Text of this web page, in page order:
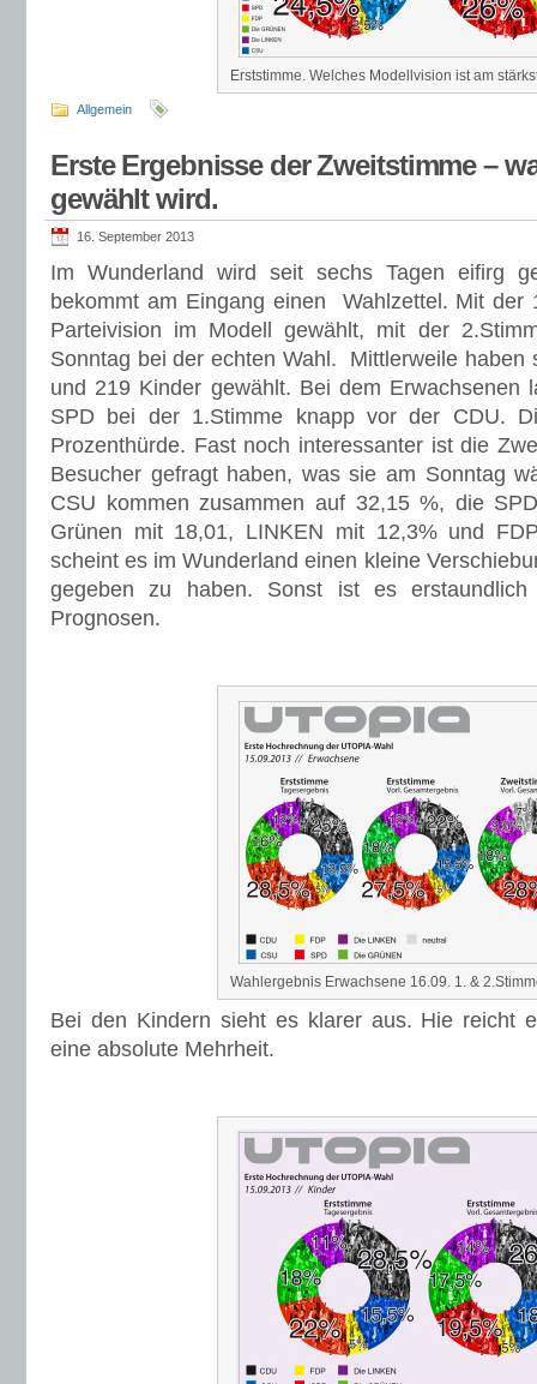
Erststimme. Welches Modellvision ist am
Allgemein
Erste Ergebnisse der Zweitstimme –
gewählt wird.
16. September 2013
Im Wunderland wird seit sechs Tagen eifirg
bekommt am Eingang einen Wahlzettel. Mit der
Parteivision im Modell gewählt, mit der
Sonntag bei der echten Wahl. Mittlerweile haben
und 219 Kinder gewählt. Bei dem Erwachsenen
SPD bei der 1.Stimme knapp vor der CDU.
Prozenthürde. Fast noch interessanter ist die
Besucher gefragt haben, was sie am Sonntag
CSU kommen zusammen auf 32,15 %, die
Grünen mit 18,01, LINKEN mit 12,3% und
scheint es im Wunderland einen kleine
gegeben zu haben. Sonst ist es
Prognosen.
Wahlergebnis Erwachsene 16.09. 1. &
Bei den Kindern sieht es klarer aus. Hie reicht
eine absolute Mehrheit.